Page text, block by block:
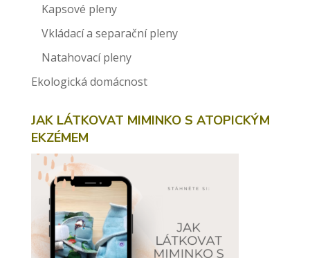
Kapsové pleny
Vkládací a separační pleny
Natahovací pleny
Ekologická domácnost
JAK LÁTKOVAT MIMINKO S ATOPICKÝM
EKZÉMEM